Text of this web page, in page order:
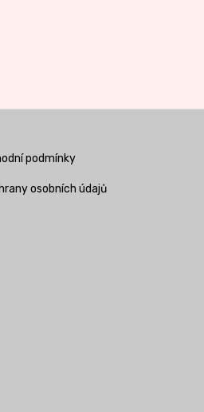
podmínky
osobních údajů